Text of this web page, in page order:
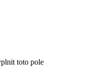
toto pole